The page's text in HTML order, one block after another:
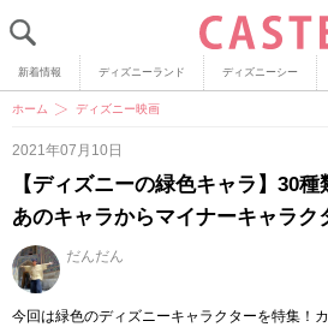
新着情報 ディズニーランド ディズニーシー
ホーム ディズニー映画
2021年07月10日
【ディズニーの緑色キャラ】30
あのキャラからマイナーキャラク
だんだん
今回は緑色のディズニーキャラクターを特集！